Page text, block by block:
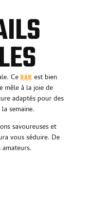
Ce BAR est bien
mêle à la joie de
adaptés pour des
semaine.
savoureuses et
vous séduire. De